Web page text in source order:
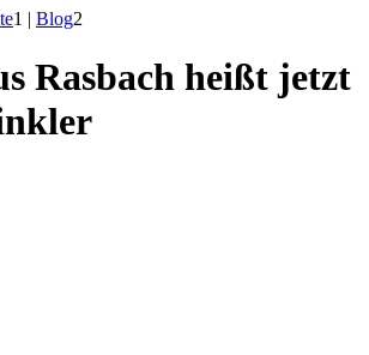
1 | Blog2
Rasbach heißt jetzt